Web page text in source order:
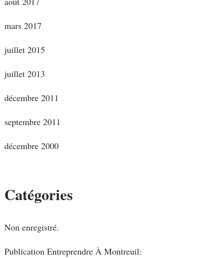
mars 2017
juillet 2015
juillet 2013
décembre 2011
septembre 2011
décembre 2000
Catégories
Non enregistré.
Publication Entreprendre À Montreuil: